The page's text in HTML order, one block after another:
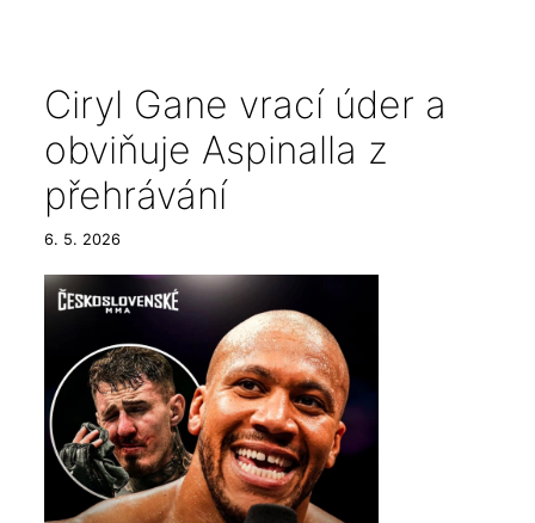
Ciryl Gane vrací úder a
obviňuje Aspinalla z
přehrávání
6. 5. 2026